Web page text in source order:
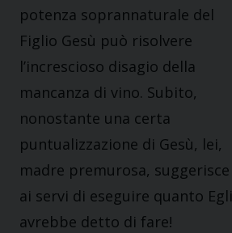
potenza soprannaturale del
Figlio Gesù può risolvere
l’increscioso disagio della
mancanza di vino. Subito,
nonostante una certa
puntualizzazione di Gesù, lei,
madre premurosa, suggerisce
ai servi di eseguire quanto Egli
avrebbe detto di fare!